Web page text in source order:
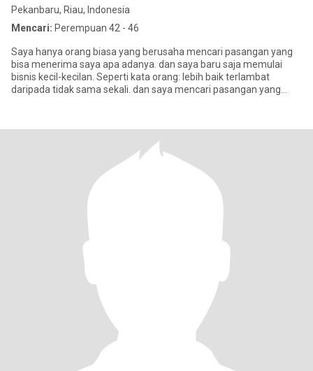
Pekanbaru, Riau, Indonesia
Mencari: Perempuan 42 - 46
Saya hanya orang biasa yang berusaha mencari pasangan yang
bisa menerima saya apa adanya. dan saya baru saja memulai
bisnis kecil-kecilan. Seperti kata orang: lebih baik terlambat
daripada tidak sama sekali. dan saya mencari pasangan yang